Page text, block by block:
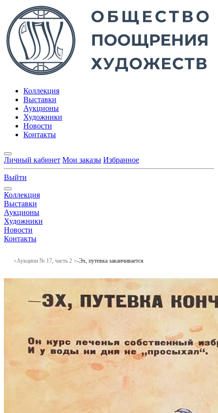
Коллекция
Выставки
Аукционы
Художники
Новости
Контакты
Личный кабинет Мои заказы Избранное
Выйти
Коллекция
Выставки
Аукционы
Художники
Новости
Контакты
Аукцион № 17, часть 2 -Эх, путевка заканчивается